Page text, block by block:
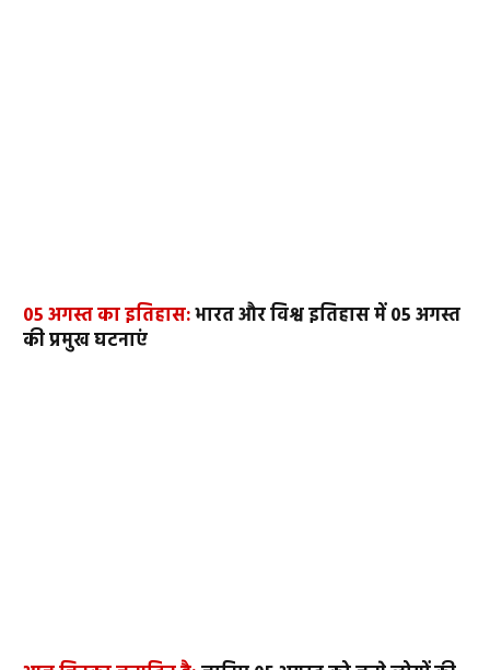
05 अगस्त का इतिहास:भारत और विश्व इतिहास में 05 अगस्त
की प्रमुख घटनाएं